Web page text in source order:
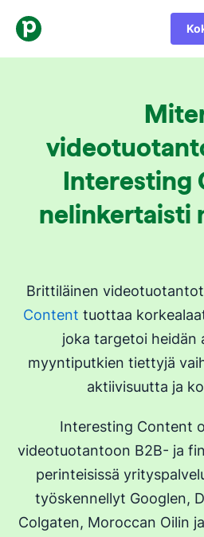
Interesting
nelinkertaisti
Brittiläinen
Content tuottaa
joka targetoi heidän
myyntiputkien tiettyjä
aktiivisuutta ja
Interesting Content
videotuotantoon B2B- ja
perinteisissä
työskennellyt Googlen,
Colgaten, Moroccan Oilin